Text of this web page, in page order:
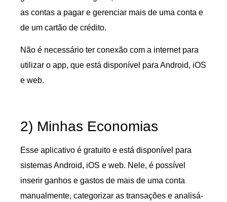
as contas a pagar e gerenciar mais de uma conta e
de um cartão de crédito.
Não é necessário ter conexão com a internet para
utilizar o app, que está disponível para Android, iOS
e web.
2) Minhas Economias
Esse aplicativo é gratuito e está disponível para
sistemas Android, iOS e web. Nele, é possível
inserir ganhos e gastos de mais de uma conta
manualmente, categorizar as transações e analisá-